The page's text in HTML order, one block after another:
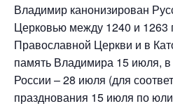
Владимир канонизирован
Церковью между 1240 и 1263
Православной Церкви и в
память Владимира 15 июля, в
России – 28 июля (для
празднования 15 июля по